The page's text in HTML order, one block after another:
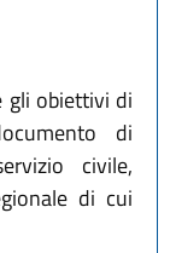
gli obiettivi di
di
civile,
di cui